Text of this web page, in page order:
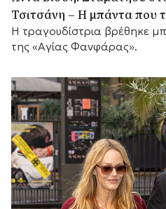
Τσιτσάνη – Η μπάντα που
Η τραγουδίστρια βρέθηκε
της «Αγίας Φανφάρας».